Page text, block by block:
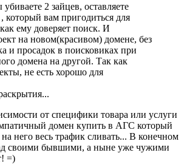
2 зайцев, оставляете
который вам пригодиться для
ему доверяет поиск. И
на новом(красивом) домене, без
и просадок в поисковиках при
домена на другой. Так как
не есть хорошо для
от специфики товара или услуги
домен купить в АГС который
него весь трафик сливать... В конечном
своими бывшими, а ныне уже чужими
=)